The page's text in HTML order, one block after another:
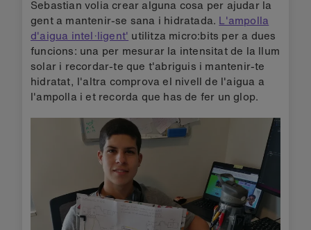
Sebastian volia crear alguna cosa per ajudar la
gent a mantenir-se sana i hidratada. L'ampolla
d'aigua intel·ligent' utilitza micro:bits per a dues
funcions: una per mesurar la intensitat de la llum
solar i recordar-te que t'abriguis i mantenir-te
hidratat, l'altra comprova el nivell de l'aigua a
l'ampolla i et recorda que has de fer un glop.